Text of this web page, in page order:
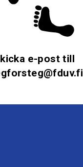
e-post till